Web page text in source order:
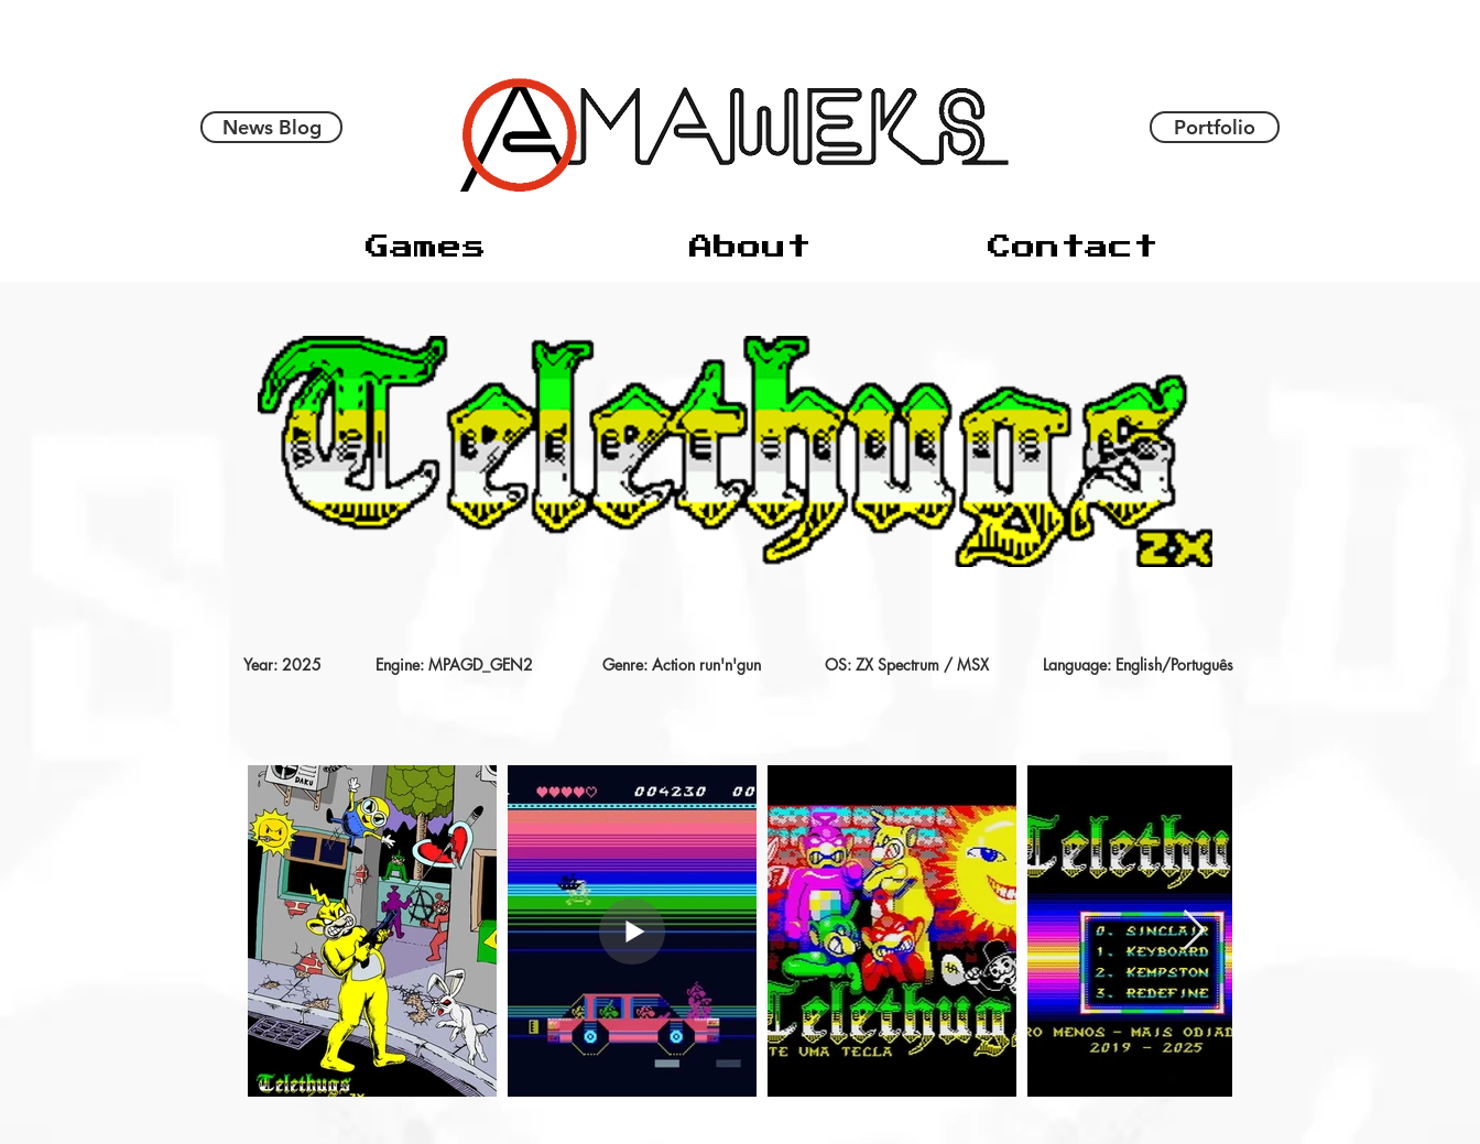
News Blog Portfolio
Games About Contact
Year: 2025 Engine: MPAGD_GEN2 Genre: Action run'n'gun OS: ZX Spectrum / MSX Language: English/Português